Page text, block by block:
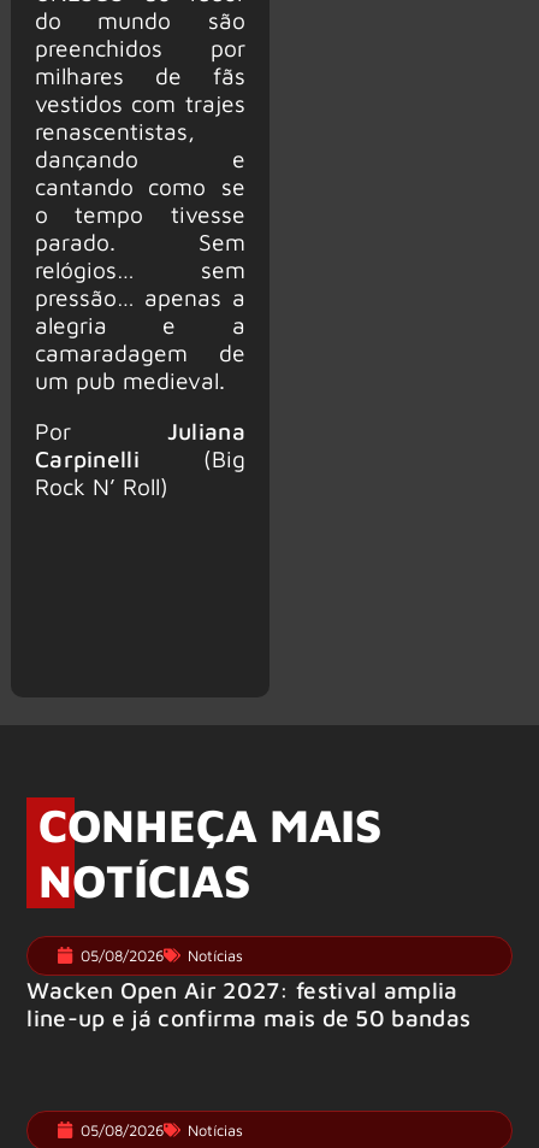
do mundo são
preenchidos por
milhares de fãs
vestidos com trajes
renascentistas,
dançando e
cantando como se
o tempo tivesse
parado. Sem
relógios… sem
pressão… apenas a
alegria e a
camaradagem de
um pub medieval.
Por Juliana
Carpinelli (Big
Rock N’ Roll)
CONHEÇA MAIS
NOTÍCIAS
05/08/2026 Notícias
Wacken Open Air 2027: festival amplia
line-up e já confirma mais de 50 bandas
05/08/2026 Notícias